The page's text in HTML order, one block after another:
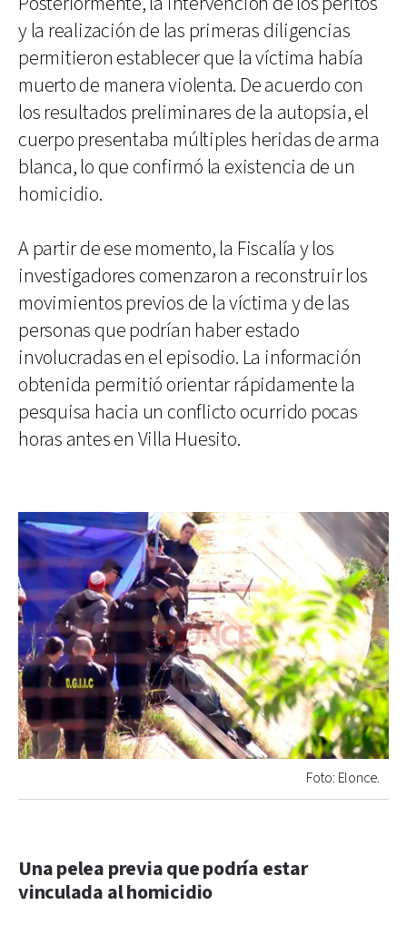
y la realización de las primeras diligencias
permitieron establecer que la víctima había
muerto de manera violenta. De acuerdo con
los resultados preliminares de la autopsia, el
cuerpo presentaba múltiples heridas de arma
blanca, lo que confirmó la existencia de un
homicidio.
A partir de ese momento, la Fiscalía y los
investigadores comenzaron a reconstruir los
movimientos previos de la víctima y de las
personas que podrían haber estado
involucradas en el episodio. La información
obtenida permitió orientar rápidamente la
pesquisa hacia un conflicto ocurrido pocas
horas antes en Villa Huesito.
Foto: Elonce.
Una pelea previa que podría estar
vinculada al homicidio